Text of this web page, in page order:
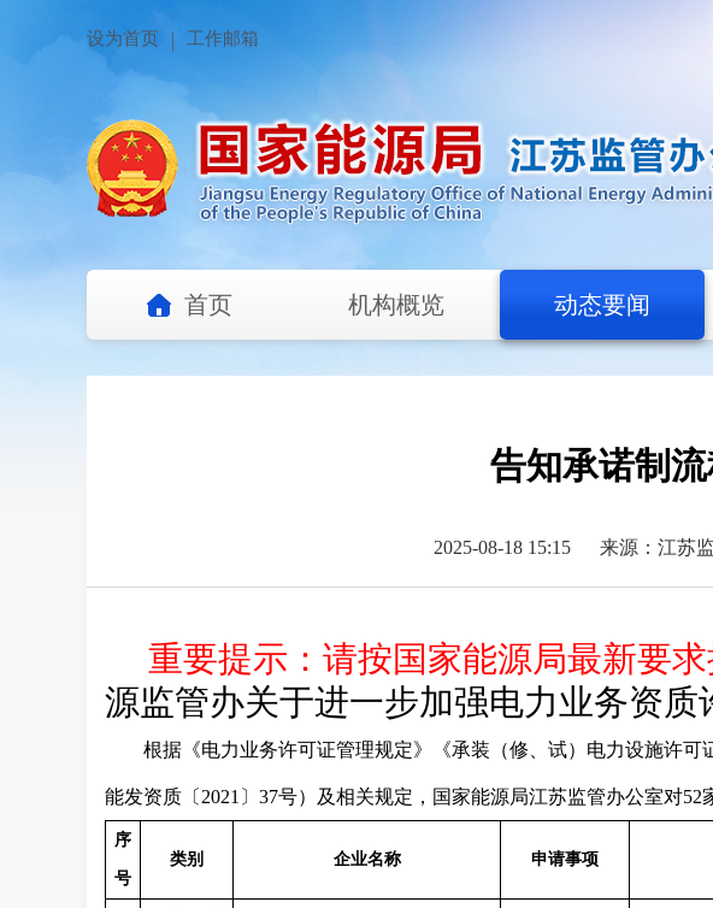
设为首页 工作邮箱
首页 机构概览 动态要闻
告知承诺制流
2025-08-18 15:15 来源：江苏
重要提示： 请按国家能源局最新要
源监管办关于进一步加强电力业务资
根据《电力业务许可证管理规定》《承装（修、试）电力设施许
能发资质〔2021〕37号）及相关规定，国家能源局江苏监管办公室对52
序
号
类别 企业名称 申请事项